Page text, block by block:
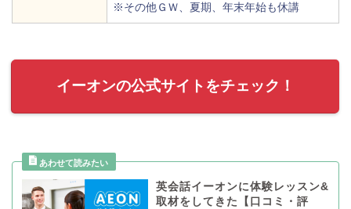
※その他ＧＷ、夏期、年末年始も休講
イーオンの公式サイトをチェック！
英会話イーオンに体験レッスン&
取材をしてきた【口コミ・評